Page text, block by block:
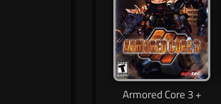
Armored Core 3 +